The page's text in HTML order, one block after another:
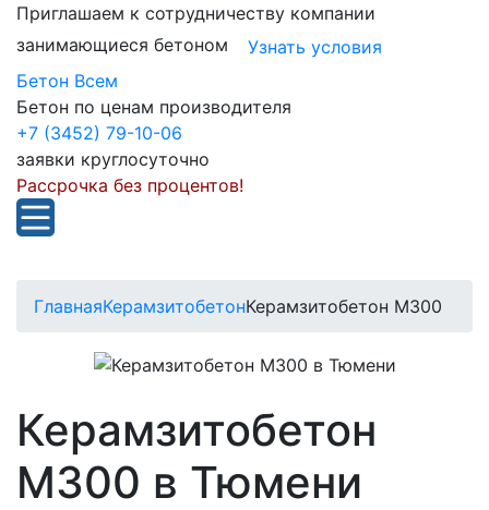
Приглашаем к сотрудничеству компании
занимающиеся бетоном
Узнать условия
Бетон Всем
Бетон по ценам производителя
+7 (3452) 79-10-06
заявки круглосуточно
Рассрочка без процентов!
ГлавнаяКерамзитобетонКерамзитобетон М300
Керамзитобетон
М300 в Тюмени